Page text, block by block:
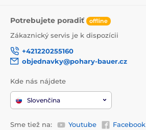
Potrebujete poradiť offline
Zákaznický servis je k dispozícii
+421220255160
objednavky@pohary-bauer.cz
Kde nás nájdete
Slovenčina
Sme tiež na: Youtube Facebook